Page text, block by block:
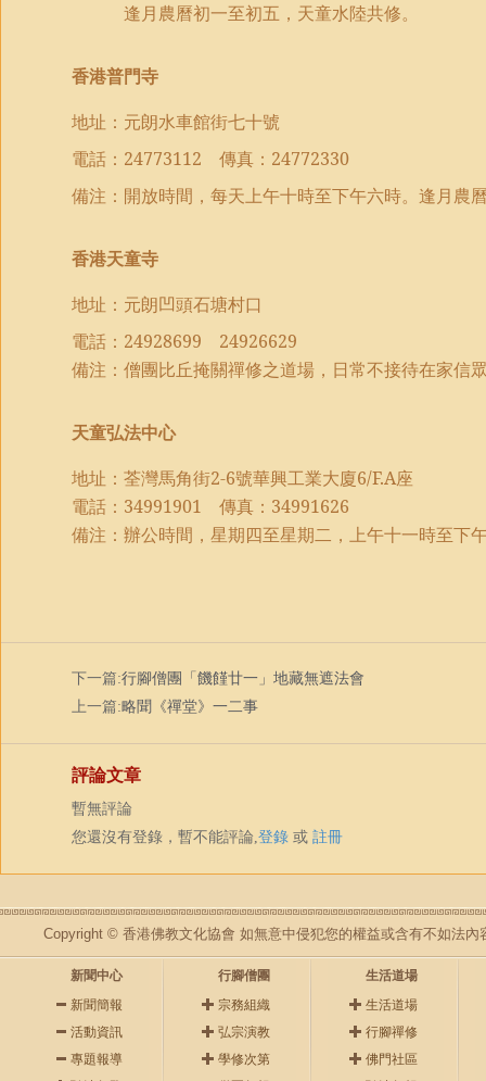
逢月農曆初一至初五，天童水陸共修。
香港普門寺
地址：元朗水車館街七十號
電話： 24773112 傳真： 24772330
備注：開放時間，每天上午十時至下午六時。逢月農
香港天童寺
地址：元朗凹頭石塘村口
電話： 24928699
24926629
備注：僧團比丘掩關禪修之道場，日常不接待在家信
天童弘法中心
地址：荃灣馬角街2-6號華興工業大廈6/F.A座
電話： 34991901 傳真： 34991626
備注：辦公時間，星期四至星期二，上午十一時至下
下一篇:行腳僧團「饑饉廿一」地藏無遮法會
上一篇:略聞《禪堂》一二事
評論文章
暫無評論
您還沒有登錄，暫不能評論,登錄 或 註冊
Copyright © 香港佛教文化協會 如無意中侵犯您的權益或含有不如法內
新聞中心
新聞簡報
活動資訊
專題報導
行腳僧團
宗務組織
弘宗演教
學修次第
生活道場
生活道場
行腳禪修
佛門社區